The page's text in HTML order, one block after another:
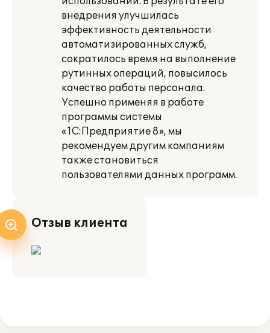
внедрения улучшилась
эффективность деятельности
автоматизированных служб,
сократилось время на выполнение
рутинных операций, повысилось
качество работы персонала.
Успешно применяя в работе
программы системы
«1С:Предприятие 8», мы
рекомендуем другим компаниям
также становиться
пользователями данных программ.
Отзыв клиента